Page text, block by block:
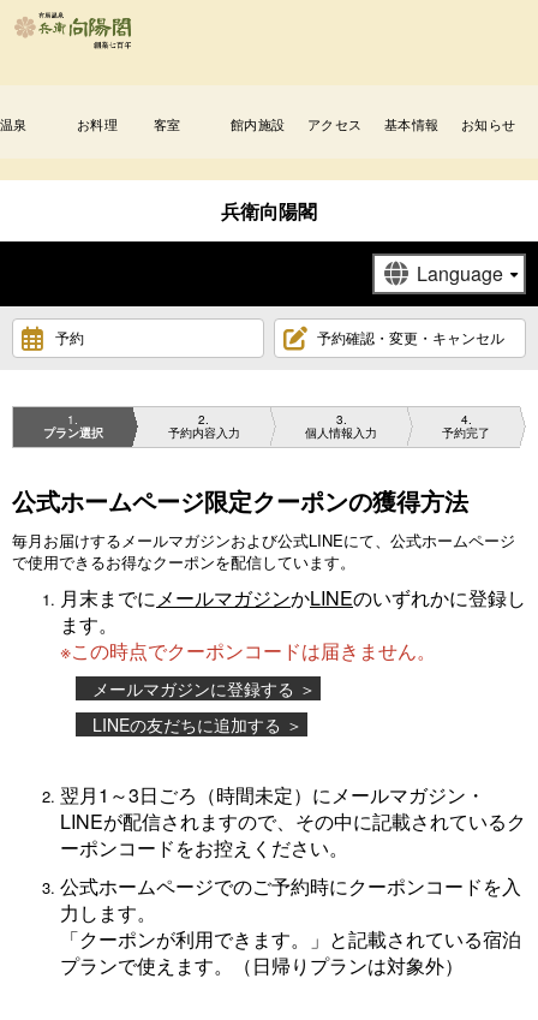
温泉 お料理 客室 館内施設 アクセス 基本情報 お知らせ
兵衛向陽閣
予約 予約確認・変更・キャンセル
1
プラン選択
2
予約内容入力
3
個人情報入力
4
予約完了
公式ホームページ限定クーポンの獲得方法
毎月お届けするメールマガジンおよび公式LINEにて、公式ホームページ
で使用できるお得なクーポンを配信しています。
月末までに メールマガジンかLINEのいずれかに登録し
ます。
※この時点でクーポンコードは届きません。
メールマガジンに登録する ＞
LINEの友だちに追加する ＞
翌月1～3日ごろ（時間未定）にメールマガジン・
LINEが配信されますので、その中に記載されているク
ーポンコードをお控えください。
公式ホームページでのご予約時にクーポンコードを入
力します。
「クーポンが利用できます。」と記載されている宿泊
プランで使えます。（日帰りプランは対象外）